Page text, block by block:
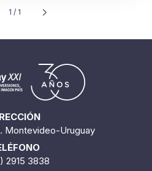
1 / 1
Montevideo-Uruguay
2915 3838